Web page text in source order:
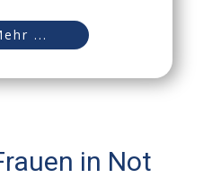
...
in Not